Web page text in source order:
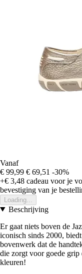
Vanaf
€ 99,99 € 69,51 -30%
+€ 3,48 cadeau voor je
bevestiging van je
Loading...
Beschrijving
Er gaat niets boven de
iconisch sinds 2000,
bovenwerk dat de
die zorgt voor goede grip
kleuren!